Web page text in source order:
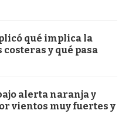
qué implica la
y qué pasa
alerta naranja y
vientos muy fuertes y